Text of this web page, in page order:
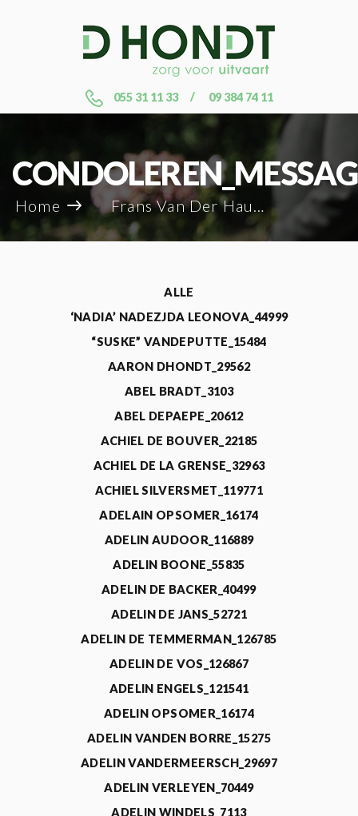
055 31 11 33 09 384 74 11
Home Frans Van Der Hauwaert_106054
ALLE
‘NADIA’ NADEZJDA LEONOVA_44999
“SUSKE” VANDEPUTTE_15484
AARON DHONDT_29562
ABEL BRADT_3103
ABEL DEPAEPE_20612
ACHIEL DE BOUVER_22185
ACHIEL DE LA GRENSE_32963
ACHIEL SILVERSMET_119771
ADELAIN OPSOMER_16174
ADELIN AUDOOR_116889
ADELIN BOONE_55835
ADELIN DE BACKER_40499
ADELIN DE JANS_52721
ADELIN DE TEMMERMAN_126785
ADELIN DE VOS_126867
ADELIN ENGELS_121541
ADELIN OPSOMER_16174
ADELIN VANDEN BORRE_15275
ADELIN VANDERMEERSCH_29697
ADELIN VERLEYEN_70449
ADELIN WINDELS_7113